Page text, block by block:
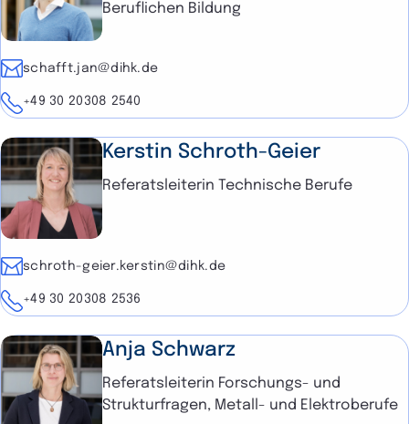
Beruflichen Bildung
E-Mailschafft.jan@dihk.de
Telefon
+49 30 20308 2540
Kerstin Schroth-Geier
Referatsleiterin Technische Berufe
E-Mailschroth-geier.kerstin@dihk.de
Telefon
+49 30 20308 2536
Anja Schwarz
Referatsleiterin Forschungs- und
Strukturfragen, Metall- und Elektroberufe